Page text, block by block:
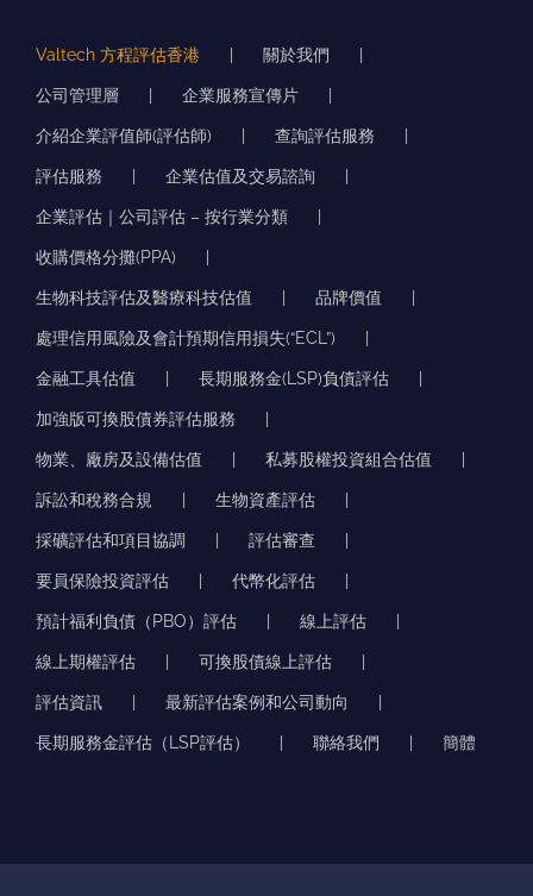
Valtech 方程評估香港 關於我們
公司管理層 企業服務宣傳片
介紹企業評值師(評估師) 查詢評估服務
評估服務 企業估值及交易諮詢
企業評估｜公司評估 – 按行業分類
收購價格分攤(PPA)
生物科技評估及醫療科技估值 品牌價值
處理信用風險及會計預期信用損失(“ECL”)
金融工具估值 長期服務金(LSP)負債評估
加強版可換股債券評估服務
物業、廠房及設備估值 私募股權投資組合估值
訴訟和稅務合規 生物資產評估
採礦評估和項目協調 評估審查
要員保險投資評估 代幣化評估
預計福利負債（PBO）評估 線上評估
線上期權評估 可換股債線上評估
評估資訊 最新評估案例和公司動向
長期服務金評估（LSP評估） 聯絡我們 簡體